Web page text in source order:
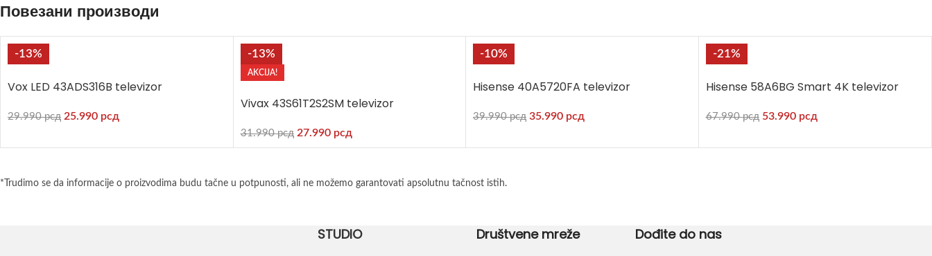
Повезани производи
-13%
Vox LED 43ADS316B televizor
29.990рсд 25.990 рсд
-13%
AKCIJA!
Vivax 43S61T2S2SM televizor
31.990рсд 27.990 рсд
-10%
Hisense 40A5720FA televizor
39.990рсд 35.990 рсд
-21%
Hisense 58A6BG Smart 4K televizor
67.990рсд 53.990 рсд
*Trudimo se da informacije o proizvodima budu tačne u potpunosti, ali ne možemo garantovati apsolutnu tačnost istih.
STUDIO Društvene mreže Dođite do nas